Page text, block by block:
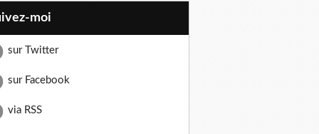
moi
sur Twitter
sur Facebook
via RSS